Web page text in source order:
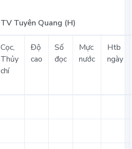
TV Tuyên Quang (H)
Cọc,
Thủy
chí
Độ
cao
Số
đọc
Mực
nước
Htb
ngày